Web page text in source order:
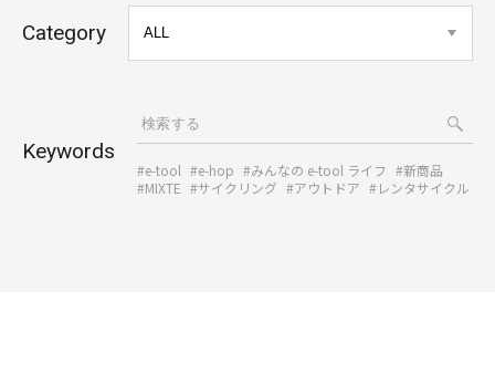
Category
Keywords
#e-tool #e-hop #みんなの e-tool ライフ #新商品
#MIXTE #サイクリング #アウトドア #レンタサイクル